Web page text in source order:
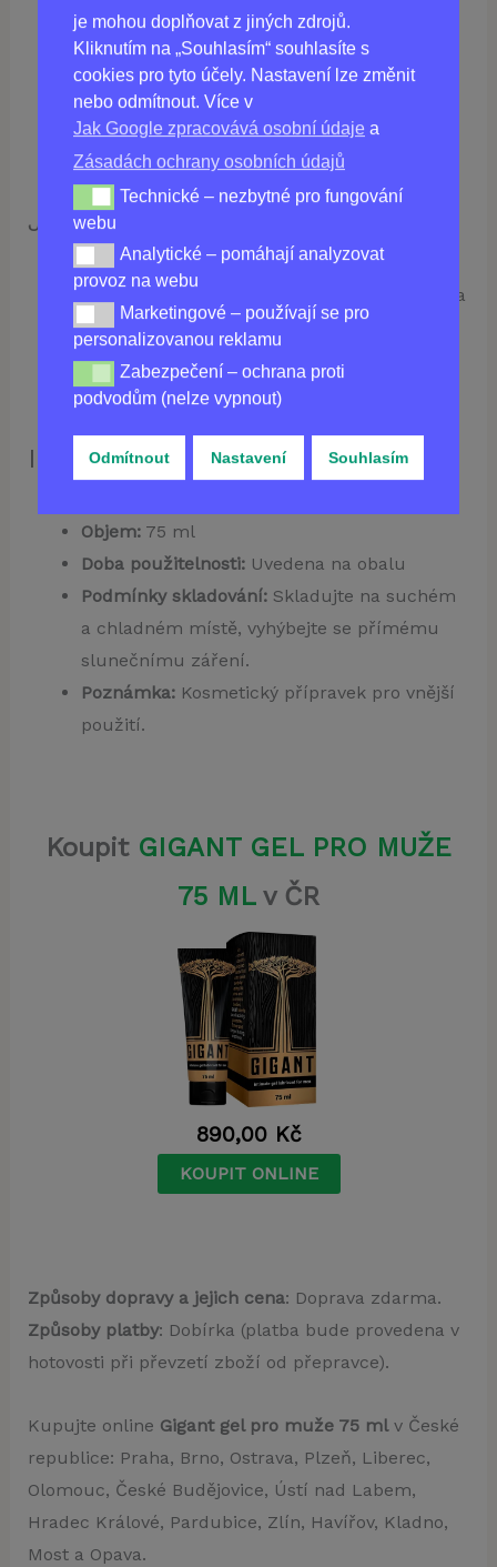
je mohou doplňovat z jiných zdrojů.
Kliknutím na „Souhlasím“ souhlasíte s
cookies pro tyto účely. Nastavení lze změnit
nebo odmítnout. Více v
Jak Google zpracovává osobní údaje a
Zásadách ochrany osobních údajů
Technické – nezbytné pro fungování webu
Technické – nezbytné pro fungování
webu
Analytické – pomáhají analyzovat provoz na webu
Analytické – pomáhají analyzovat
provoz na webu
Marketingové – používají se pro personalizovanou
Marketingové – používají se pro
personalizovanou reklamu
Zabezpečení – ochrana proti podvodům (nelze
Zabezpečení – ochrana proti
podvodům (nelze vypnout)
Odmítnout Nastavení Souhlasím
pleť a zlepšení jejího tónu.
Plody guarany:Rostlina pocházející z Jižní
Ameriky známá svými tonizujícími účinky. V
kosmetice extrakt z guarany stimuluje
mikrocirkulaci a zvyšuje tonus pleti.
Jak používat:
Nanesete malé množství gelu na čistou
pokožku a jemně vmasírujte, dokud se zcela
nevstřebá.
Používejte denně pro dosažení nejlepších
výsledků.
Informace pro spotřebitele:
Objem:75 ml
Doba použitelnosti:Uvedena na obalu
Podmínky skladování:Skladujte na suchém
a chladném místě, vyhýbejte se přímému
slunečnímu záření.
Poznámka:Kosmetický přípravek pro vnější
použití.
Koupit GIGANT GEL PRO MUŽE
75 MLv ČR
890,00 Kč
KOUPIT ONLINE
Způsoby dopravy a jejich cena: Doprava zdarma.
Způsoby platby: Dobírka (platba bude provedena v
hotovosti při převzetí zboží od přepravce).
Kupujte online Gigant gel pro muže 75 mlv České
republice: Praha, Brno, Ostrava, Plzeň, Liberec,
Olomouc, České Budějovice, Ústí nad Labem,
Hradec Králové, Pardubice, Zlín, Havířov, Kladno,
Most a Opava.